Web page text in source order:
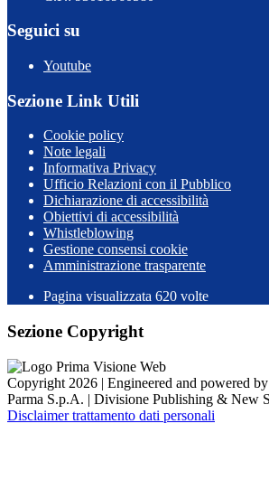
Seguici su
Youtube
Sezione Link Utili
Cookie policy
Note legali
Informativa Privacy
Ufficio Relazioni con il Pubblico
Dichiarazione di accessibilità
Obiettivi di accessibilità
Whistleblowing
Gestione consensi cookie
Amministrazione trasparente
Pagina visualizzata 620 volte
Sezione Copyright
Copyright 2026 | Engineered and powered
Parma S.p.A. | Divisione Publishing & New
Disclaimer trattamento dati personali